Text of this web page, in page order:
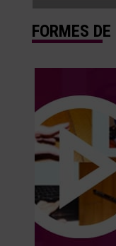
FORMES